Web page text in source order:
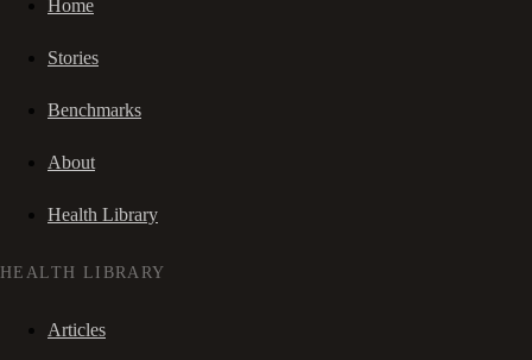
Home
Stories
Benchmarks
About
Health Library
HEALTH LIBRARY
Articles